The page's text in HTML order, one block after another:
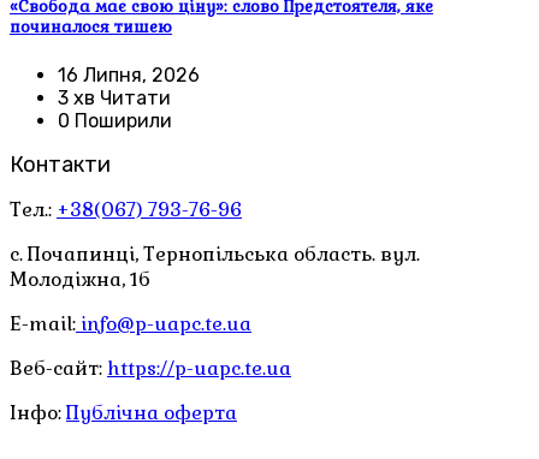
«Свобода має свою ціну»: слово Предстоятеля, яке
починалося тишею
16 Липня, 2026
3 хв Читати
0 Поширили
Контакти
Тел.: +38(067) 793-76-96
с. Почапинці, Тернопільська область. вул.
Молодіжна, 1б
E-mail: info@p-uapc.te.ua
Веб-сайт: https://p-uapc.te.ua
Інфо:Публічна оферта